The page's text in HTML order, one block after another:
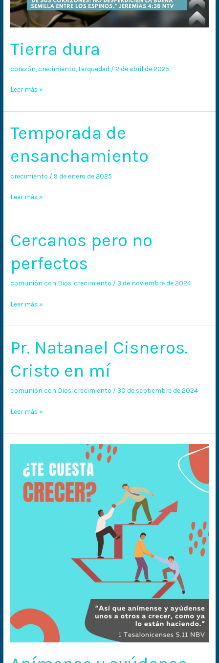
Tierra dura
corazón ,crecimiento ,terquedad /2 de abril de 2025
Leer más »
Temporada de
ensanchamiento
crecimiento /9 de enero de 2025
Temporada
de
ensanchamiento
Leer más »
Cercanos pero no
perfectos
comunión con Dios,crecimiento / 3 de noviembre de 2024
Cercanos
pero
no
perfectos
Leer más »
Pr. Natanael Cisneros.
Cristo en mí
comunión con Dios ,crecimiento / 30 de septiembre de 2024
Pr.
Natanael
Cisneros.
Cristo
en
Leer más »
ayúdense